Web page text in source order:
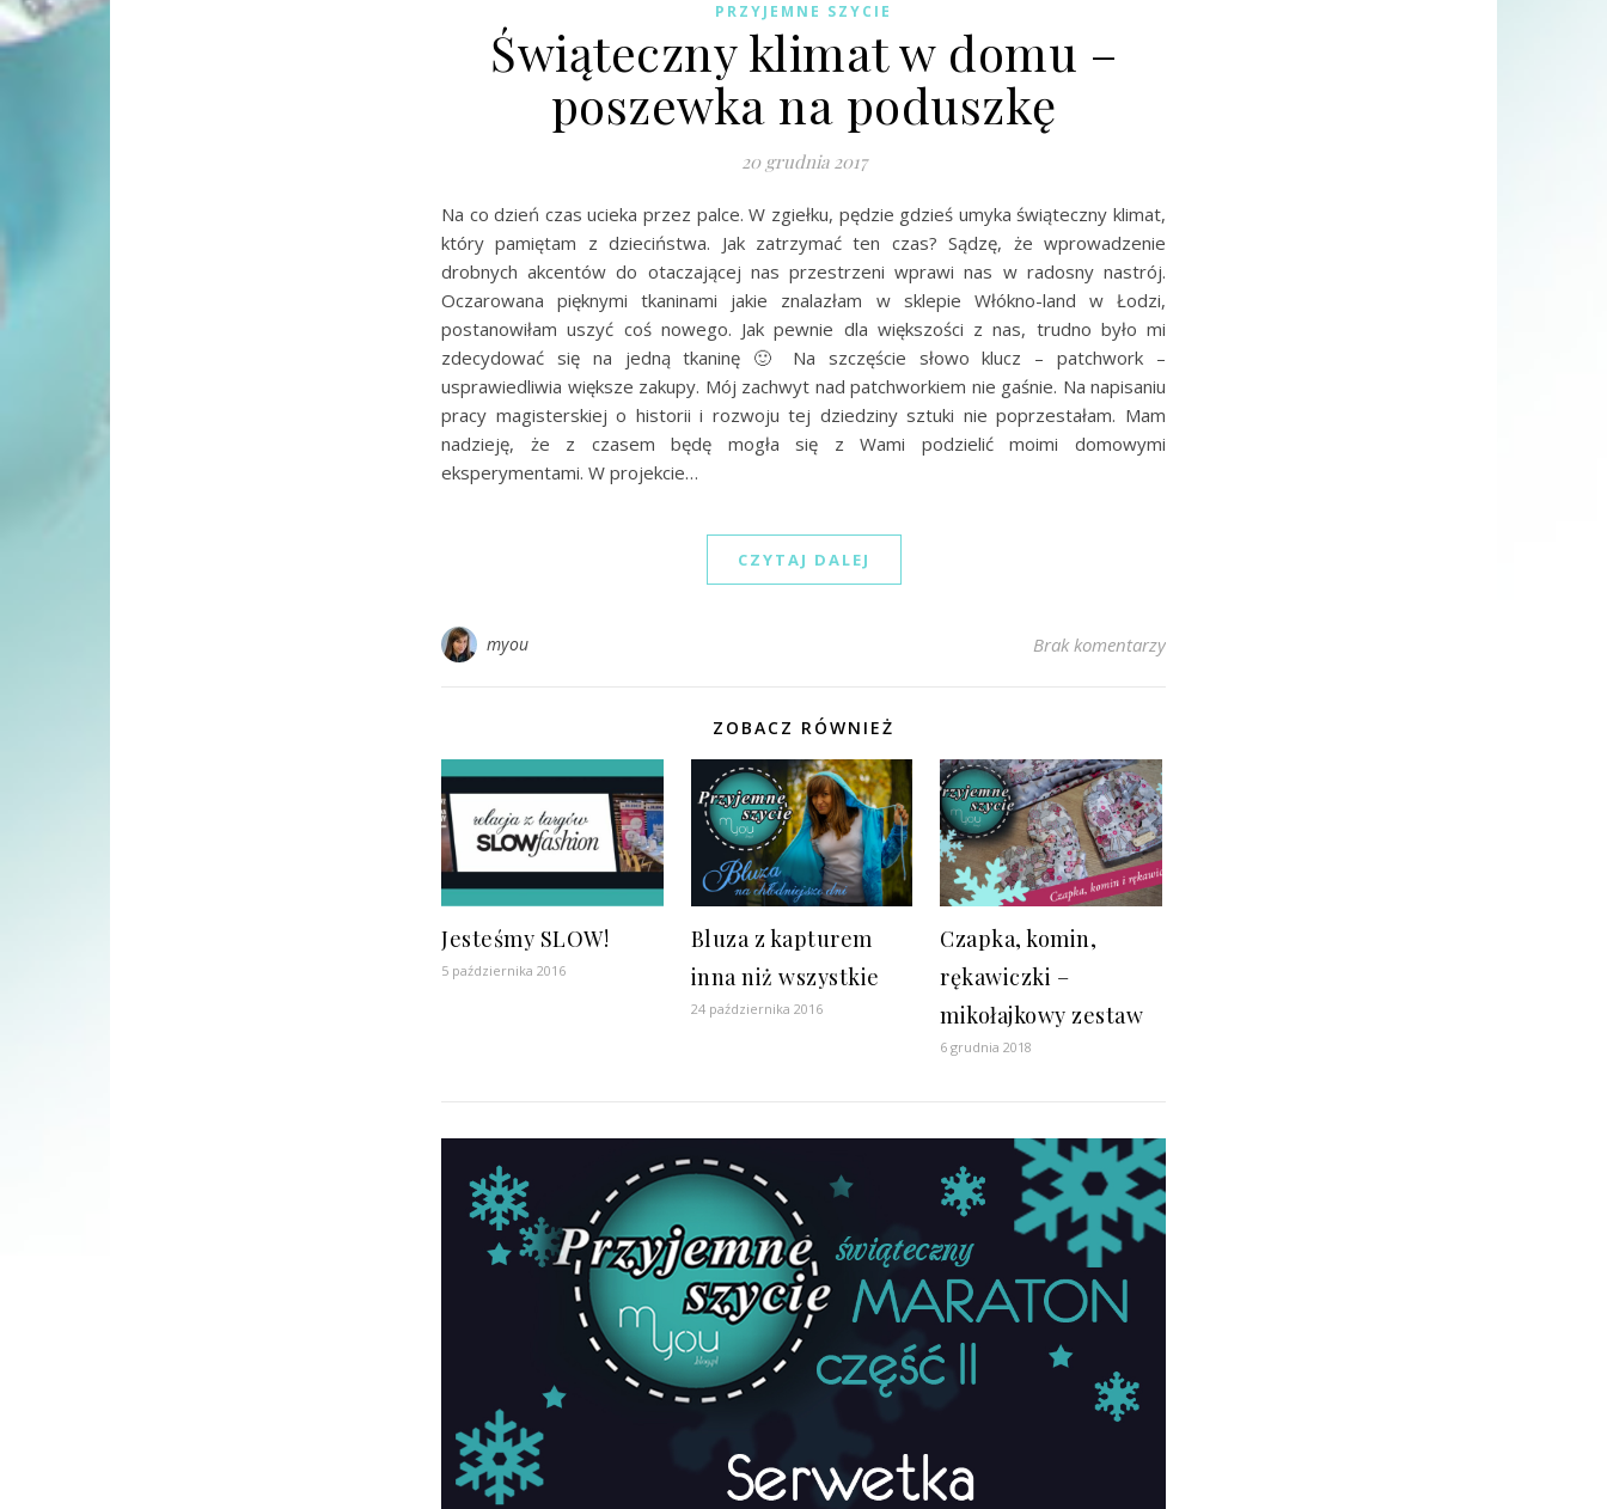
PRZYJEMNE SZYCIE
Świąteczny klimat w domu –
poszewka na poduszkę
20 grudnia 2017
Na co dzień czas ucieka przez palce. W zgiełku, pędzie gdzieś umyka świąteczny klimat,
który pamiętam z dzieciństwa. Jak zatrzymać ten czas? Sądzę, że wprowadzenie
drobnych akcentów do otaczającej nas przestrzeni wprawi nas w radosny nastrój.
Oczarowana pięknymi tkaninami jakie znalazłam w sklepie Włókno-land w Łodzi,
postanowiłam uszyć coś nowego. Jak pewnie dla większości z nas, trudno było mi
zdecydować się na jedną tkaninę 🙂 Na szczęście słowo klucz – patchwork –
usprawiedliwia większe zakupy. Mój zachwyt nad patchworkiem nie gaśnie. Na napisaniu
pracy magisterskiej o historii i rozwoju tej dziedziny sztuki nie poprzestałam. Mam
nadzieję, że z czasem będę mogła się z Wami podzielić moimi domowymi
eksperymentami. W projekcie…
CZYTAJ DALEJ
myou Brak komentarzy
ZOBACZ RÓWNIEŻ
Jesteśmy SLOW!
5 października 2016
Bluza z kapturem
inna niż wszystkie
24 października 2016
Czapka, komin,
rękawiczki –
mikołajkowy zestaw
6 grudnia 2018